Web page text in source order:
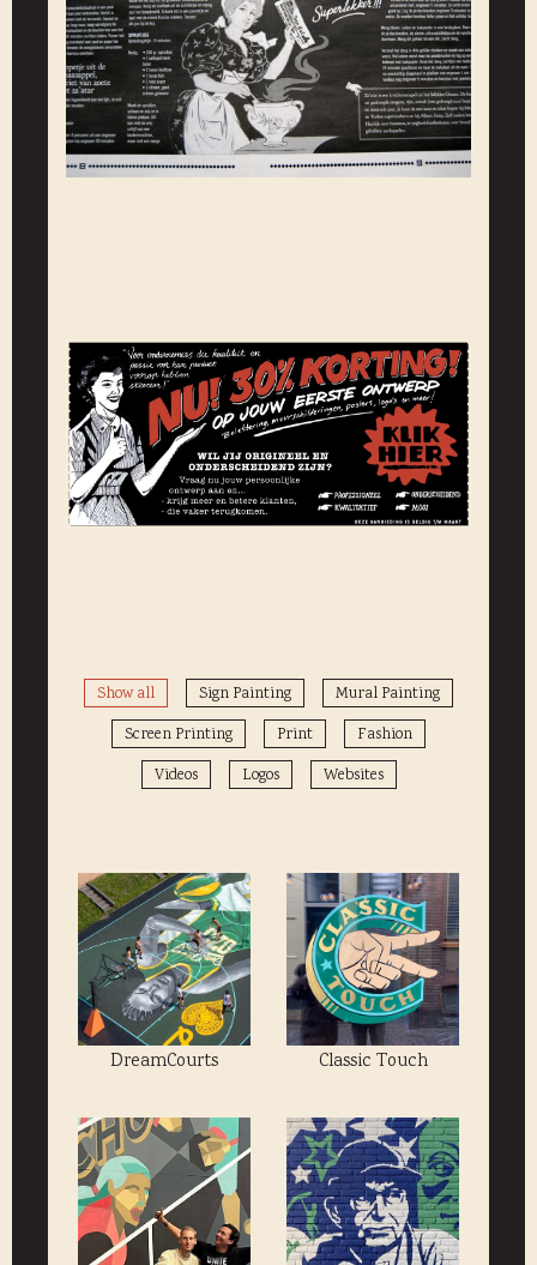
Show all Sign Painting
Mural Painting
Screen Printing
Print
Fashion
Videos
Logos Websites
DreamCourts Classic Touch